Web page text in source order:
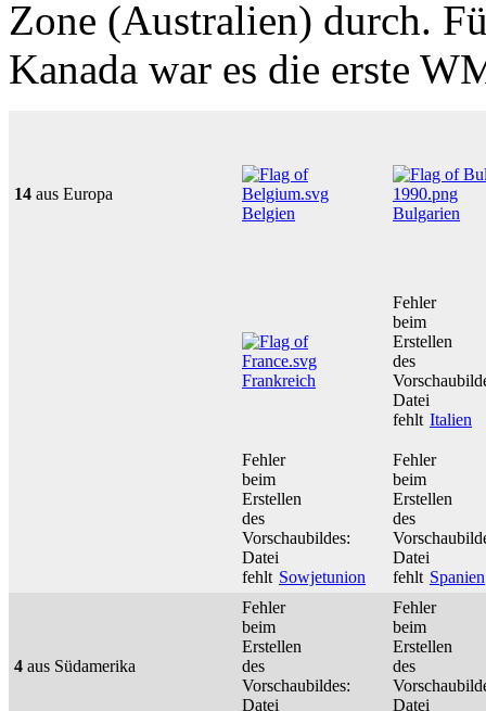
Zone (Australien) durch.
Kanada war es die erste
14 aus Europa
Belgien
Bulgarien
Frankreich
Fehler
beim
Erstellen
des
Datei
fehlt Italien
Fehler
beim
Erstellen
des
Vorschaubildes:
Datei
fehlt Sowjetunion
Fehler
beim
Erstellen
des
Datei
fehlt Spanien
4 aus Südamerika
Fehler
beim
Erstellen
des
Vorschaubildes:
Datei
Fehler
beim
Erstellen
des
Datei